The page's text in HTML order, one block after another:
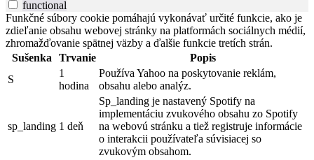
functional
Funkčné súbory cookie pomáhajú vykonávať určité funkcie, ako je
zdieľanie obsahu webovej stránky na platformách sociálnych médií,
zhromažďovanie spätnej väzby a ďalšie funkcie tretích strán.
Sušenka
Trvanie
Popis
S
1
hodina
Používa Yahoo na poskytovanie reklám,
obsahu alebo analýz.
sp_landing 1 deň
Sp_landing je nastavený Spotify na
implementáciu zvukového obsahu zo Spotify
na webovú stránku a tiež registruje informácie
o interakcii používateľa súvisiacej so
zvukovým obsahom.